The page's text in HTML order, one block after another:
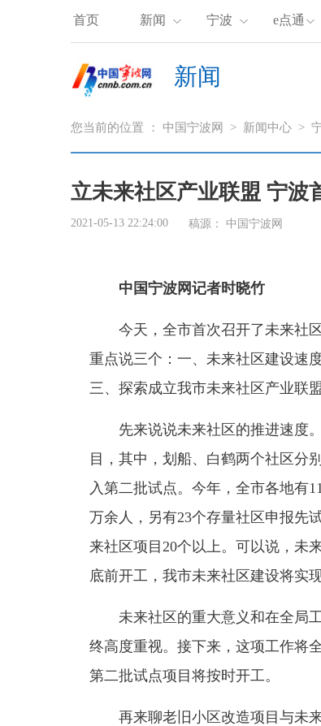
首页 新闻 宁波 e点通
新闻
您当前的位置 ： 中国宁波网 > 新闻中心 >
立未来社区产业联盟 宁波
2021-05-13 22:24:00 稿源： 中国宁波网
中国宁波网记者时晓竹
今天，全市首次召开了未来社区
重点说三个：一、未来社区建设速
三、探索成立我市未来社区产业联盟
先来说说未来社区的推进速度。
目，其中，划船、白鹤两个社区分
入第二批试点。今年，全市各地有
万余人，另有23个存量社区申报先
来社区项目20个以上。可以说，未
底前开工，我市未来社区建设将实现
未来社区的重大意义和在全局工
终高度重视。接下来，这项工作将
第二批试点项目将按时开工。
再来聊老旧小区改造项目与未来